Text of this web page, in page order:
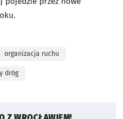
organizacja ruchu
dróg